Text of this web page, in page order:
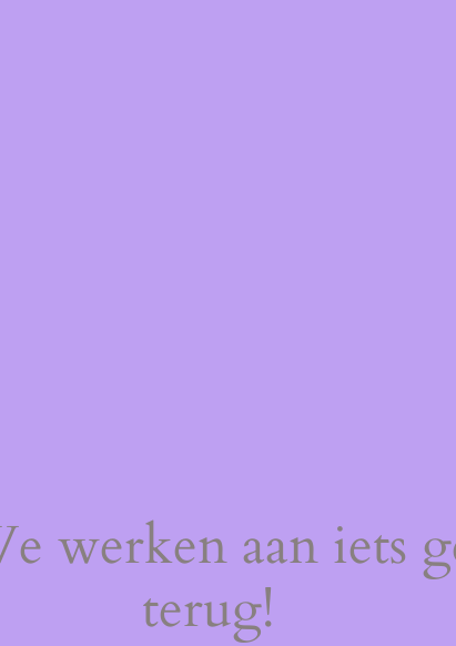
werken aan iets
terug!